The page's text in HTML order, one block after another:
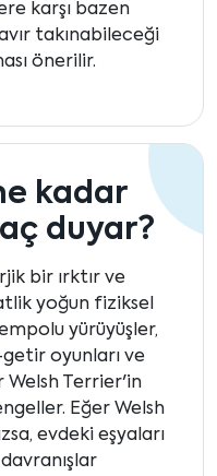
karşı bazen
takınabileceği
önerilir.
kadar
duyar?
bir ırktır ve
yoğun fiziksel
yürüyüşler,
oyunları ve
Welsh Terrier'in
Eğer Welsh
evdeki eşyaları